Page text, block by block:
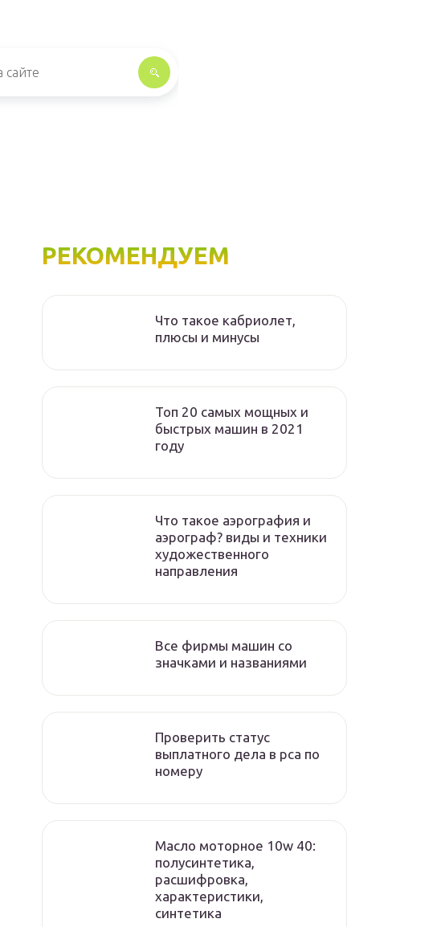
РЕКОМЕНДУЕМ
Что такое кабриолет,
плюсы и минусы
Топ 20 самых мощных и
быстрых машин в 2021
году
Что такое аэрография и
аэрограф? виды и техники
художественного
направления
Все фирмы машин со
значками и названиями
Проверить статус
выплатного дела в рса по
номеру
Масло моторное 10w 40:
полусинтетика,
расшифровка,
характеристики,
синтетика